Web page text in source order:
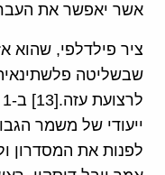
אשר יאפשר את
שבשליטה
ייעודי של משמר